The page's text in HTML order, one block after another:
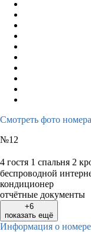
Смотреть фото номера
№12
4 гостя 1 спальня 2
беспроводной
кондиционер
отчётные документы
+6
показать ещё
Информация о номере